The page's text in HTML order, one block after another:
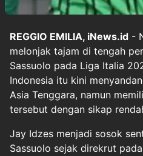
REGGIO EMILIA, iNews.id -
melonjak tajam di tengah
Sassuolo pada Liga Italia
Indonesia itu kini
Asia Tenggara, namun
tersebut dengan sikap
Jay Idzes menjadi sosok
Sassuolo sejak direkrut